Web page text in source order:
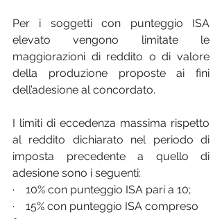
Per i soggetti con punteggio ISA
elevato vengono limitate le
maggiorazioni di reddito o di valore
della produzione proposte ai fini
dell’adesione al concordato.
I limiti di eccedenza massima rispetto
al reddito dichiarato nel periodo di
imposta precedente a quello di
adesione sono i seguenti:
·    10% con punteggio ISA pari a 10;
·    15% con punteggio ISA compreso